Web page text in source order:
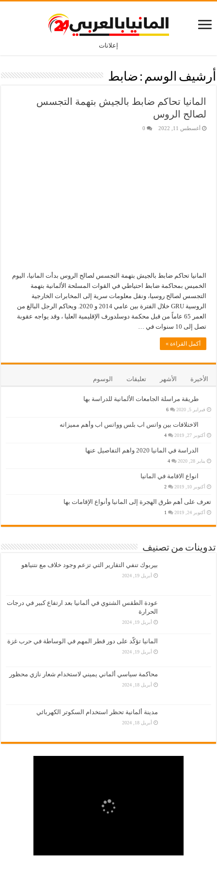
إعلانات
أرشيف الوسم : ضابط
المانيا تحاكم ضابط بالجيش بتهمة التجسس
لصالح الروس
أغسطس 11, 2022 0
المانيا تحاكم ضابط بالجيش بتهمة التجسس لصالح الروس بدأت المانيا، اليوم
الخميس بمحاكمة ضابط احتياطي في القوات المسلحة الألمانية بتهمة
التجسس لصالح روسيا، ونقل معلومات سرية إلى المخابرات الخارجية
الروسية GRU خلال الفترة بين عامي 2014 و 2020. ويحاكم الرجل البالغ من
العمر 65 عاماً من قبل محكمة دوسلدورف الإقليمية العليا ، وقد يواجه عقوبة
تصل إلى 10 سنوات في …
أكمل القراءة »
الأخيرة الأشهر تعليقات الوسوم
طريقة مراسلة الجامعات الألمانية للدراسة بها
فبراير 5, 2020 6
الاختلافات بين واتس اب بلس وواتس اب وأهم مميزاته
أكتوبر 27, 2019 4
الدراسة في المانيا 2020 واهم التفاصيل عنها
يناير 28, 2020 4
انواع الاقامة في المانيا
أكتوبر 10, 2019 2
تعرف على أهم طرق الهجرة إلى المانيا وأنواع الإقامات بها
أكتوبر 24, 2019 1
تدوينات من تصنيف
بيربوك تنفي التقارير التي تزعم وجود خلاف مع نتنياهو
أبريل 19, 2024
عودة الطقس الشتوي في ألمانيا بعد ارتفاع كبير في درجات
الحرارة
أبريل 19, 2024
المانيا تؤكّد على دور قطر المهم في الوساطة في حرب غزة
أبريل 19, 2024
محاكمة سياسي ألماني يميني لاستخدام شعار نازي محظور
أبريل 18, 2024
مدينة ألمانية تحظر استخدام السكوتر الكهربائي
أبريل 18, 2024